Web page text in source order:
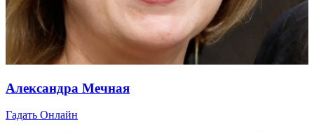
Александра Мечная
Гадать Онлайн